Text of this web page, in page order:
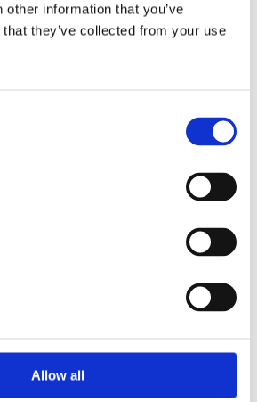
information that you’ve
they’ve collected from your use
Allow all
På lager
På